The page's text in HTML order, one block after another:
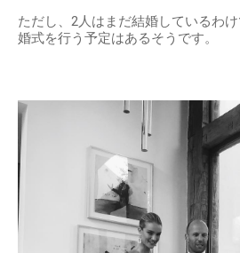
ただし、2人はまだ結婚しているわ
婚式を行う予定はあるそうです。